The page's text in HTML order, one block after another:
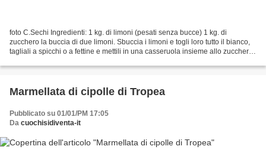
foto C.Sechi Ingredienti: 1 kg. di limoni (pesati senza bucce) 1 kg. di
zucchero la buccia di due limoni. Sbuccia i limoni e togli loro tutto il bianco,
tagliali a spicchi o a fettine e mettili in una casseruola insieme allo zucchero
Marmellata di cipolle di Tropea
Pubblicato su 01/01/PM 17:05
Da cuochisidiventa-it